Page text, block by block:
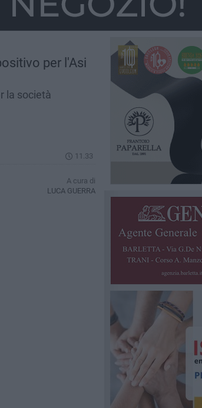
per l'Asi
la società
11.33
A cura di
LUCA GUERRA